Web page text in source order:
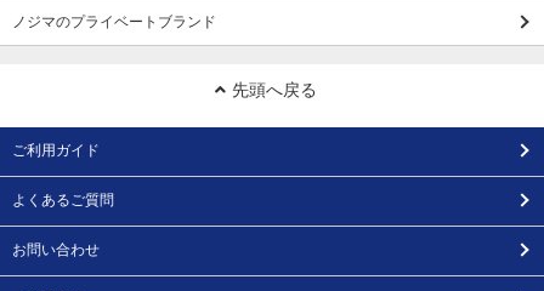
ノジマのプライベートブランド
先頭へ戻る
ご利用ガイド
よくあるご質問
お問い合わせ